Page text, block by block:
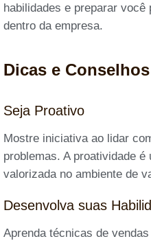
habilidades e preparar você
dentro da empresa.
Dicas e
Seja Proativo
Mostre iniciativa ao lidar
problemas. A proatividade é
valorizada no ambiente de
Desenvolva suas
Aprenda técnicas de